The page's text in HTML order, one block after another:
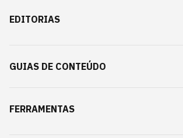
EDITORIAS
GUIAS DE CONTEÚDO
FERRAMENTAS